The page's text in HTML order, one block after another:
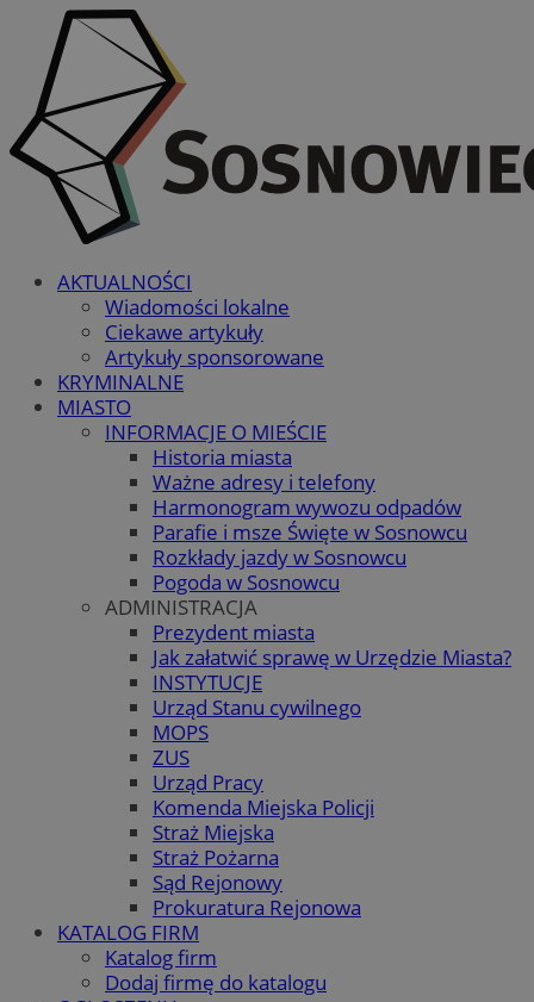
AKTUALNOŚCI
Wiadomości lokalne
Ciekawe artykuły
Artykuły sponsorowane
KRYMINALNE
MIASTO
INFORMACJE O MIEŚCIE
Historia miasta
Ważne adresy i telefony
Harmonogram wywozu odpadów
Parafie i msze Święte w Sosnowcu
Rozkłady jazdy w Sosnowcu
Pogoda w Sosnowcu
ADMINISTRACJA
Prezydent miasta
Jak załatwić sprawę w Urzędzie Miasta?
INSTYTUCJE
Urząd Stanu cywilnego
MOPS
ZUS
Urząd Pracy
Komenda Miejska Policji
Straż Miejska
Straż Pożarna
Sąd Rejonowy
Prokuratura Rejonowa
KATALOG FIRM
Katalog firm
Dodaj firmę do katalogu